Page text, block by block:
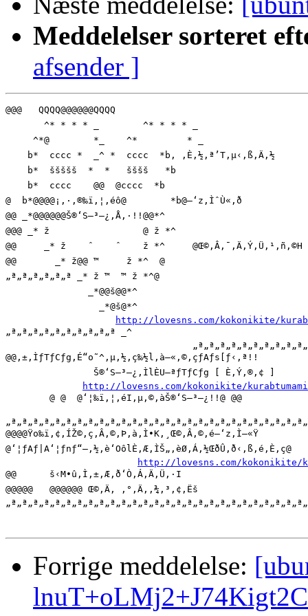
Meddelelser sorteret
afsender ]
@@@   QQQQ@@@@@@QQQQ
       ^* * * * _        ^* * * * _
     ^*@        *_    ^*         * _
    b*  cccc *  _^ *  cccc  *b‚ ‚È‚½‚ª’T‚µ‹‚ß‚Ä‚½
    b*  ššššš  *  *   šššš   *b
    b*  cccc    @@  @cccc  *b
@  b*@@@@¡‚·‚®‰ï‚¦‚éô@        *b@—‘z‚ÌˆÙ«‚ð
@@ _*@@@@@@Š®‘S–³—¿‚Å‚·!!@@*^
@@@ _* ž                 @ ž *^
@@     _* ž    ˆ    ˆ    ž *^     @Œ©‚Â‚¯‚Ä‚Ý‚Ü‚¹‚ñ‚©H
@@       _* ž@@ ™     ž *^  @
„ª„ª„ª„ª„ª„ª _* ž ™  ™ ž *^@
               _*@@š@@*^
                 _*@š@*^
http://lovesns.com/kokonikite/
„ª„ª„ª„ª„ª„ª„ª„ª„ª„ª _^
@@‚±‚ÌƒTƒCƒg‚É“o˜^‚µ‚½‚ç‰½l‚à—«‚©‚çƒAƒs[ƒ‹‚ª!!
http://lovesns.com/kokonikite/
@@@@Ÿo‰ï‚¢‚ÍŽ©‚ç‚Â‚©‚Þ‚à‚Ì•K‚¸Œ©‚Â‚©‚é—‘z‚Ì—«Ÿ
@‘¦ƒAƒ|A‘¦ƒnƒ“–‚½‚è‘OôlÈ‚Æ‚ÌŠ„‚èØ‚Á‚½ŒðÛ‚ð‹‚ß‚é‚È‚ç@
http://lovesns.com/kokonikite/
@@	š‹M•û‚Ì‚±‚Æ‚ð‘Ò‚Á‚Ä‚Ü‚·I
@@@@@	@@@@@@ Œ©‚Ä‚ ‚°‚Ä‚­‚¾‚³‚¢‚Ëš
Forrige meddelelse: